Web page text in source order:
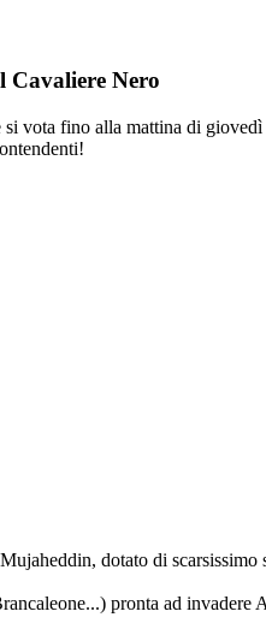
Nero
vota fino alla mattina di
dotato di
pronta ad invadere